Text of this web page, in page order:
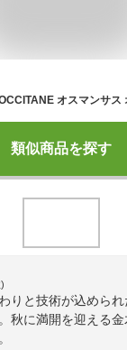
類似商品を探す
りと技術が込めら
秋に満開を迎える